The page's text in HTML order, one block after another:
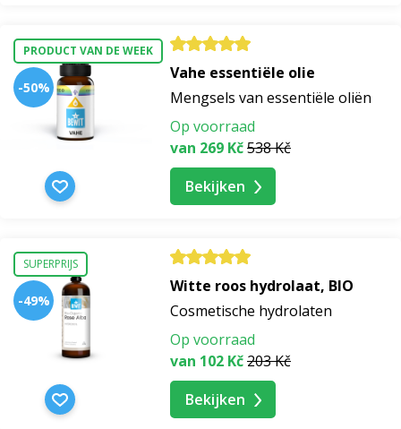
PRODUCT VAN DE WEEK
-50%
Vahe essentiële olie
Mengsels van essentiële oliën
Op voorraad
van 269 Kč538 Kč
Bekijken
SUPERPRIJS
-49%
Witte roos hydrolaat, BIO
Cosmetische hydrolaten
Op voorraad
van 102 Kč203 Kč
Bekijken